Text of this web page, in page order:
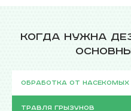
Когда нужна
Обработка от насекомых
Травля грызунов